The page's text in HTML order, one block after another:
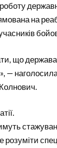
на
що
—
розуміти